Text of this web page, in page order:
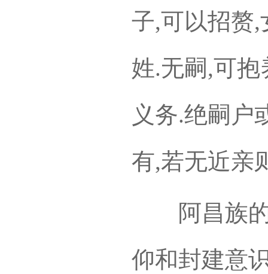
子,可以招赘
姓.无嗣,可
义务.绝嗣户
有,若无近亲
阿昌族的
仰和封建意